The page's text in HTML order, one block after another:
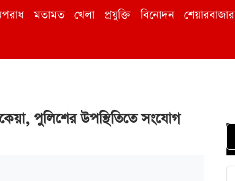
মতামত খেলা প্রযুক্তি বিনোদন শেয়ারবাজার
পুলিশের উপস্থিতিতে সংযোগ